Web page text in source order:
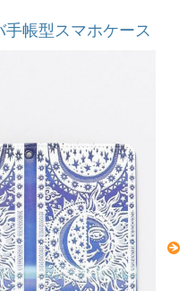
帳型スマホケース